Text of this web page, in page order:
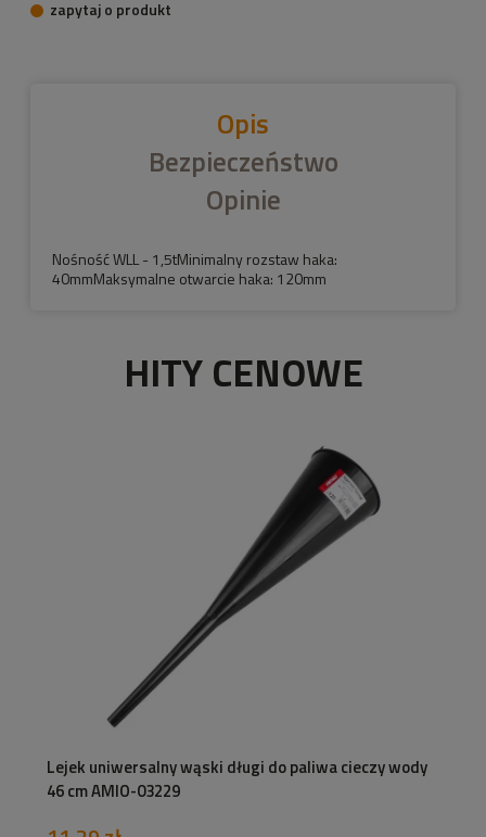
zapytaj o produkt
Opis
Bezpieczeństwo
Opinie
Nośność WLL - 1,5tMinimalny rozstaw haka:
40mmMaksymalne otwarcie haka: 120mm
HITY CENOWE
Lejek uniwersalny wąski długi do paliwa cieczy wody
46 cm AMIO-03229